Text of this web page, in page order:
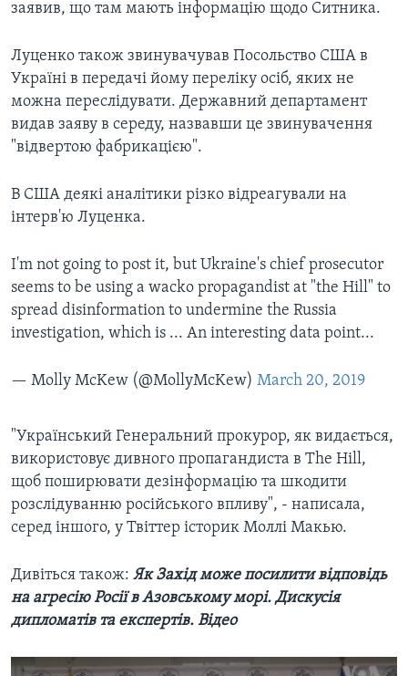
заявив, що там мають інформацію щодо Ситника.
Луценко також звинувачував Посольство США в
Україні в передачі йому переліку осіб, яких не
можна переслідувати. Державний департамент
видав заяву в середу, назвавши це звинувачення
"відвертою фабрикацією".
В США деякі аналітики різко відреагували на
інтерв'ю Луценка.
I'm not going to post it, but Ukraine's chief prosecutor
seems to be using a wacko propagandist at "the Hill" to
spread disinformation to undermine the Russia
investigation, which is ... An interesting data point...
— Molly McKew (@MollyMcKew) March 20, 2019
"Український Генеральний прокурор, як видається,
використовує дивного пропагандиста в The Hill,
щоб поширювати дезінформацію та шкодити
розслідуванню російського впливу", - написала,
серед іншого, у Твіттер історик Моллі Макью.
Дивіться також: ​ Як Захід може посилити відповідь
на агресію Росії в Азовському морі. Дискусія
дипломатів та експертів. Відео